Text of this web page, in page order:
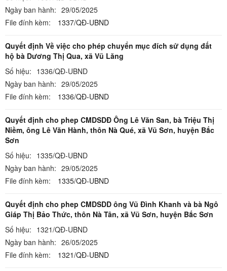
Ngày ban hành: 29/05/2025
File đính kèm:
1337/QĐ-UBND
Quyết định Về việc cho phép chuyển mục đích sử dụng đất
hộ bà Dương Thị Qua, xã Vũ Lăng
Số hiệu: 1336/QĐ-UBND
Ngày ban hành: 29/05/2025
File đính kèm:
1336/QĐ-UBND
Quyết định cho phep CMDSDĐ Ông Lê Văn San, bà Triệu Thị
Niềm, ông Lê Văn Hành, thôn Nà Qué, xã Vũ Sơn, huyện Bắc
Sơn
Số hiệu: 1335/QĐ-UBND
Ngày ban hành: 29/05/2025
File đính kèm:
1335/QĐ-UBND
Quyết định cho phep CMDSDD ông Vũ Đình Khanh và bà Ngô
Giáp Thị Bảo Thức, thôn Nà Tân, xã Vũ Sơn, huyện Bắc Sơn
Số hiệu: 1321/QĐ-UBND
Ngày ban hành: 26/05/2025
File đính kèm:
1321/QĐ-UBND